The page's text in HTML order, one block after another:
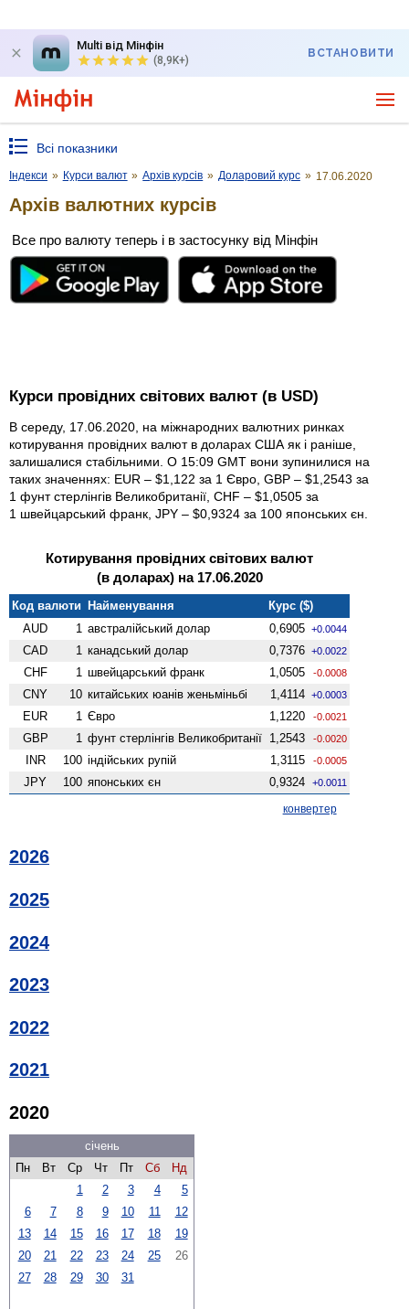
Multi від Мінфін
(8,9K+)
ВСТАНОВИТИ
Всі показники
Індекси » Курси валют » Архів курсів » Доларовий курс » 17.06.2020
Архів валютних курсів
Все про валюту теперь і в застосунку від Мінфін
Курси провідних світових валют (в USD)
В середу, 17.06.2020, на міжнародних валютних ринках
котирування провідних валют в доларах США як і раніше,
залишалися стабільними. О 15:09 GMT вони зупинилися на
таких значеннях: EUR – $1,122 за 1 Євро, GBP – $1,2543 за
1 фунт стерлінгів Велико­британії, CHF – $1,0505 за
1 швейцарський франк, JPY – $0,9324 за 100 японських єн.
Котирування провідних світових валют
(в доларах) на 17.06.2020
Код валюти Найменування
Курс ($)
AUD
1 австралійський долар 0,6905 +0.0044
CAD 1 канадський долар 0,7376 +0.0022
CHF 1 швейцарський франк 1,0505 -0.0008
CNY 10 китайських юанів женьмiньбi 1,4114 +0.0003
EUR 1 Євро 1,1220 -0.0021
GBP 1 фунт стерлінгів Велико­британії 1,2543 -0.0020
INR 100 індійських рупій 1,3115 -0.0005
JPY 100 японських єн 0,9324 +0.0011
конвертер
2026
2025
2024
2023
2022
2021
2020
січень
Пн
Вт Ср Чт Пт Сб
Нд
1
2 3 4
5
6
7 8 9 10 11
12
13
14 15 16 17 18
19
20
21 22 23 24 25
26
27
28 29 30 31